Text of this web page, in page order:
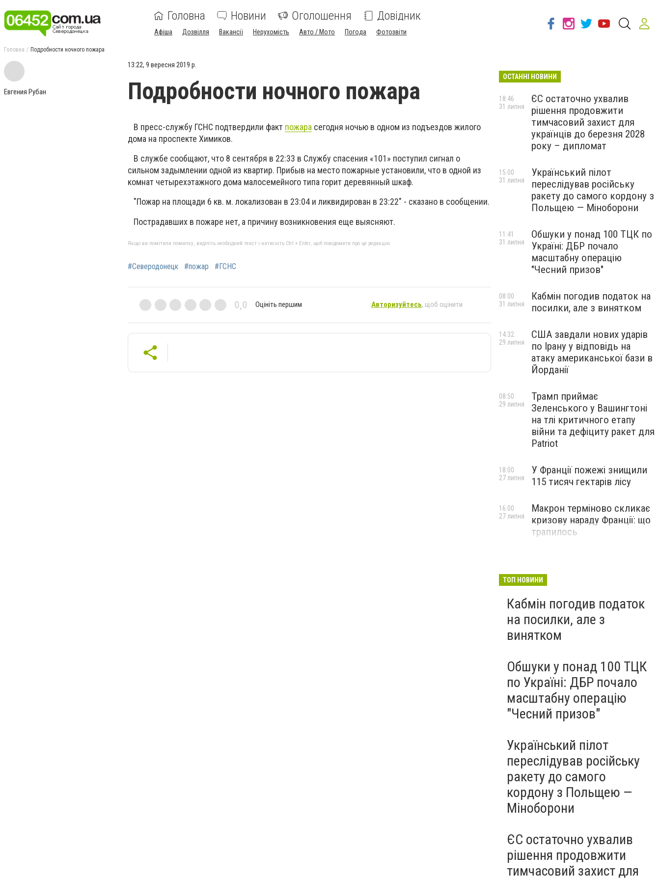
Головна Новини Оголошення Довідник
Афіша Дозвілля Вакансії Нерухомість Авто / Мото Погода Фотозвіти
Головна Подробности ночного пожара
Евгения Рубан
13:22, 9 вересня 2019 р.
Подробности ночного пожара
В пресс-службу ГСНС подтвердили факт пожара сегодня ночью в одном из подъездов жилого
дома на проспекте Химиков.
В службе сообщают, что 8 сентября в 22:33 в Службу спасения «101» поступил сигнал о
сильном задымлении одной из квартир. Прибыв на место пожарные установили, что в одной из
комнат четырехэтажного дома малосемейного типа горит деревянный шкаф.
"Пожар на площади 6 кв. м. локализован в 23:04 и ликвидирован в 23:22" - сказано в сообщении.
Пострадавших в пожаре нет, а причину возникновения еще выясняют.
Якщо ви помітили помилку, виділіть необхідний текст і натисніть Ctrl + Enter, щоб повідомити про це редакцію
#Северодонецк #пожар #ГСНС
0,0 Оцініть першим Авторизуйтесь, щоб оцінити
ОСТАННІ НОВИНИ
ЄС остаточно ухвалив
рішення продовжити
тимчасовий захист для
українців до березня 2028
року – дипломат
18:46
31 липня
Український пілот
переслідував російську
ракету до самого кордону з
Польщею — Міноборони
15:00
31 липня
Обшуки у понад 100 ТЦК по
Україні: ДБР почало
масштабну операцію
"Чесний призов"
11:41
31 липня
Кабмін погодив податок на
посилки, але з винятком
08:00
31 липня
США завдали нових ударів
по Ірану у відповідь на
атаку американської бази в
Йорданії
14:32
29 липня
Трамп приймає
Зеленського у Вашингтоні
на тлі критичного етапу
війни та дефіциту ракет для
Patriot
08:50
29 липня
У Франції пожежі знищили
115 тисяч гектарів лісу
18:00
27 липня
Макрон терміново скликає
кризову нараду Франції: що
трапилось
16:00
27 липня
ТОП НОВИНИ
Кабмін погодив податок
на посилки, але з
винятком
Обшуки у понад 100 ТЦК
по Україні: ДБР почало
масштабну операцію
"Чесний призов"
Український пілот
переслідував російську
ракету до самого
кордону з Польщею —
Міноборони
ЄС остаточно ухвалив
рішення продовжити
тимчасовий захист для